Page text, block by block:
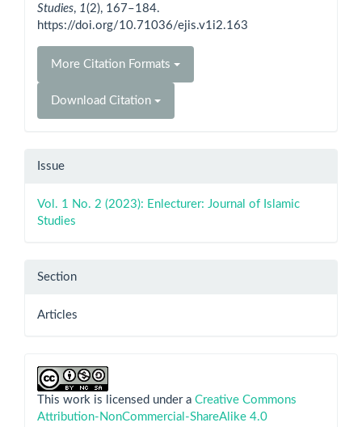
Studies, 1(2), 167–184.
https://doi.org/10.71036/ejis.v1i2.163
More Citation Formats
Download Citation
Issue
Vol. 1 No. 2 (2023): Enlecturer: Journal of Islamic
Studies
Section
Articles
This work is licensed under a Creative Commons
Attribution-NonCommercial-ShareAlike 4.0